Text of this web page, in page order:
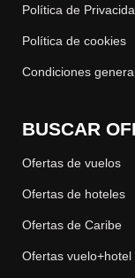
Política de
Política de cookies
Condiciones
BUSCAR
Ofertas de vuelos
Ofertas de hoteles
Ofertas de Caribe
Ofertas vuelo+hotel